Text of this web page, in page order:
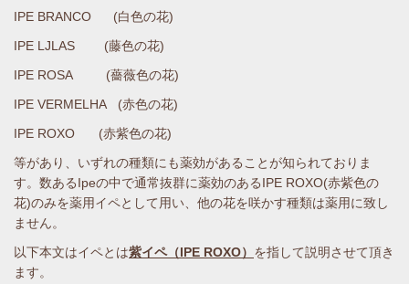
IPE BRANCO (白色の花)
IPE LJLAS (藤色の花)
IPE ROSA (薔薇色の花)
IPE VERMELHA (赤色の花)
IPE ROXO
(赤紫色の花)
等があり、いずれの種類にも薬効があることが知られておりま
す。数あるIpeの中で通常抜群に薬効のあるIPE ROXO(赤紫色の
花)のみを薬用イペとして用い、他の花を咲かす種類は薬用に致し
ません。
以下本文はイペとは紫イペ（IPE ROXO） を指して説明させて頂き
ます。